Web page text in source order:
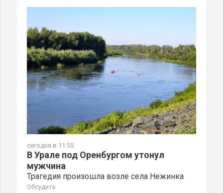
сегодня в 11:55
В Урале под Оренбургом утонул
мужчина
Трагедия произошла возле села Нежинка
Обсудить